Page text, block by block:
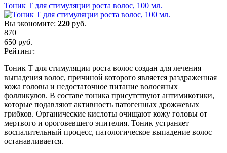
Тоник T для стимуляции роста волос, 100 мл.
Вы экономите: 220 руб.
870
650 руб.
Рейтинг:
Тоник T для стимуляции роста волос создан для лечения
выпадения волос, причиной которого является раздраженная
кожа головы и недостаточное питание волосяных
фолликулов. В составе тоника присутствуют антимикотики,
которые подавляют активность патогенных дрожжевых
грибков. Органические кислоты очищают кожу головы от
мертвого и ороговевшего эпителия. Тоник устраняет
воспалительный процесс, патологическое выпадение волос
останавливается.